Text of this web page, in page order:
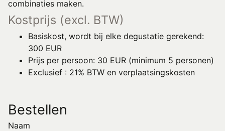
combinaties maken.
Kostprijs (excl. BTW)
Basiskost, wordt bij elke degustatie gerekend:
300 EUR
Prijs per persoon: 30 EUR (minimum 5 personen)
Exclusief : 21% BTW en verplaatsingskosten
Bestellen
Naam